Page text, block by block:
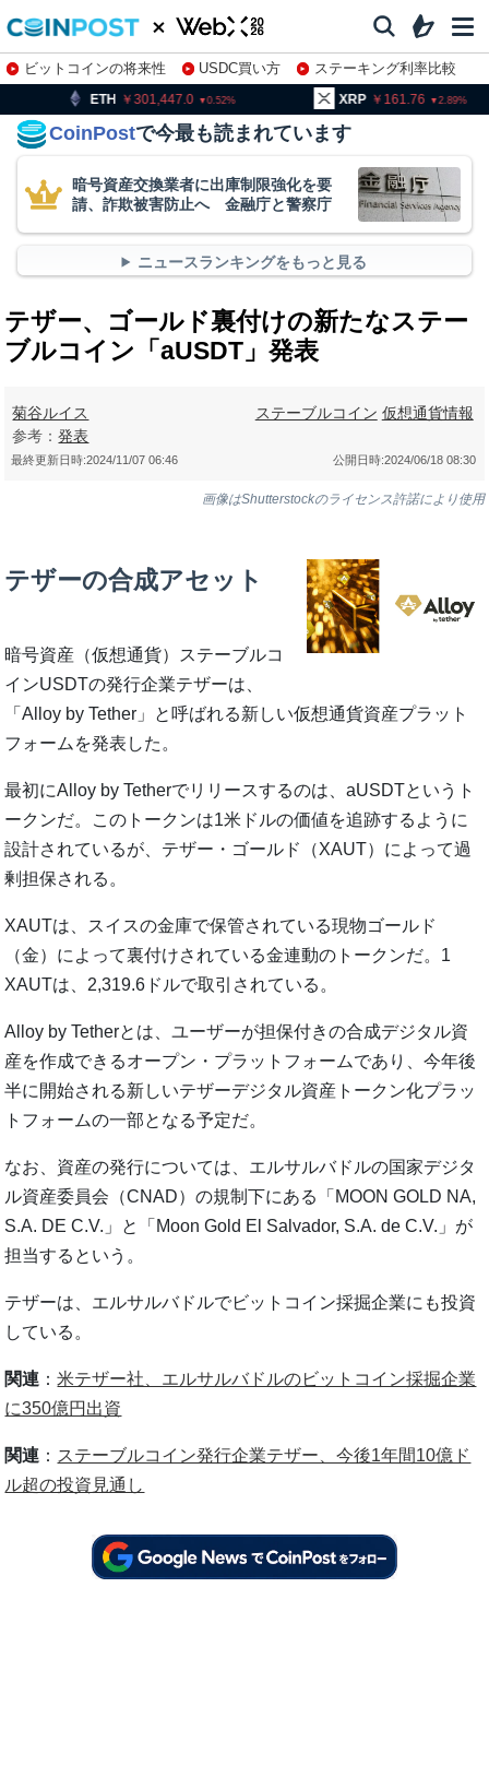
ビットコインの将来性 USDC買い方
ステーキング利率比較
株特集・関連銘柄
301,447.0 0.52 XRP 2.89
CoinPostで今最も読まれています
暗号資産交換業者に出庫制限強化を要
請、詐欺被害防止へ 金融庁と警察庁
ニュースランキングをもっと見る
テザー、ゴールド裏付けの新たなステー
ブルコイン「aUSDT」発表
菊谷ルイス
参考：発表
ステーブルコイン 仮想通貨情報
公開日時:2024/06/18 08:30
最終更新日時:2024/11/07 06:46
画像はShutterstockのライセンス許諾により使用
テザーの合成アセット
暗号資産（仮想通貨）ステーブルコ
インUSDTの発行企業テザーは、
「Alloy by Tether」と呼ばれる新しい仮想通貨資産プラット
フォームを発表した。
最初にAlloy by Tetherでリリースするのは、aUSDTというト
ークンだ。このトークンは1米ドルの価値を追跡するように
設計されているが、テザー・ゴールド（XAUT）によって過
剰担保される。
XAUTは、スイスの金庫で保管されている現物ゴールド
（金）によって裏付けされている金連動のトークンだ。1
XAUTは、2,319.6ドルで取引されている。
Alloy by Tetherとは、ユーザーが担保付きの合成デジタル資
産を作成できるオープン・プラットフォームであり、今年後
半に開始される新しいテザーデジタル資産トークン化プラッ
トフォームの一部となる予定だ。
なお、資産の発行については、エルサルバドルの国家デジタ
ル資産委員会（CNAD）の規制下にある「MOON GOLD NA,
S.A. DE C.V.」と「Moon Gold El Salvador, S.A. de C.V.」が
担当するという。
テザーは、エルサルバドルでビットコイン採掘企業にも投資
している。
関連 ：米テザー社、エルサルバドルのビットコイン採掘企業
に350億円出資
関連 ： ステーブルコイン発行企業テザー、今後1年間10億ド
ル超の投資見通し